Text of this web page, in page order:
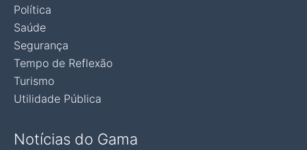
Política
Saúde
Segurança
Tempo de Reflexão
Turismo
Utilidade Pública
Notícias do Gama